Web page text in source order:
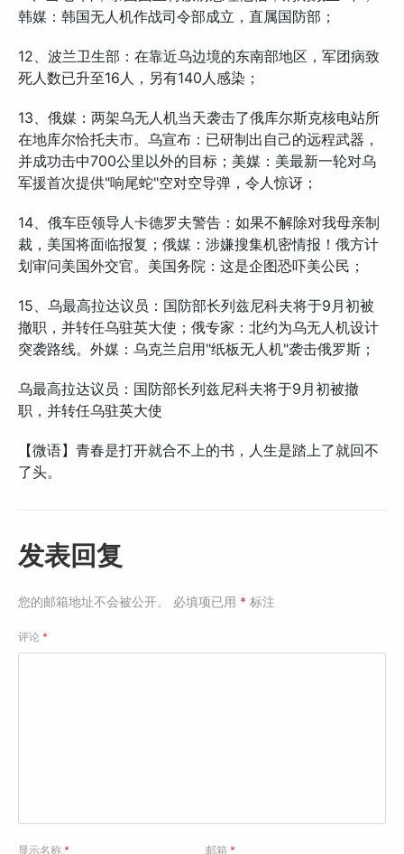
韩媒：韩国无人机作战司令部成立，直属国防部；
12、波兰卫生部：在靠近乌边境的东南部地区，军团病致
死人数已升至16人，另有140人感染；
13、俄媒：两架乌无人机当天袭击了俄库尔斯克核电站所
在地库尔恰托夫市。乌宣布：已研制出自己的远程武器，
并成功击中700公里以外的目标；美媒：美最新一轮对乌
军援首次提供"响尾蛇"空对空导弹，令人惊讶；
14、俄车臣领导人卡德罗夫警告：如果不解除对我母亲制
裁，美国将面临报复；俄媒：涉嫌搜集机密情报！俄方计
划审问美国外交官。美国务院：这是企图恐吓美公民；
15、乌最高拉达议员：国防部长列兹尼科夫将于9月初被
撤职，并转任乌驻英大使；俄专家：北约为乌无人机设计
突袭路线。外媒：乌克兰启用"纸板无人机"袭击俄罗斯；
乌最高拉达议员：国防部长列兹尼科夫将于9月初被撤
职，并转任乌驻英大使
【微语】青春是打开就合不上的书，人生是踏上了就回不
了头。
发表回复
您的邮箱地址不会被公开。 必填项已用 * 标注
评论 *
显示名称 * 邮箱*